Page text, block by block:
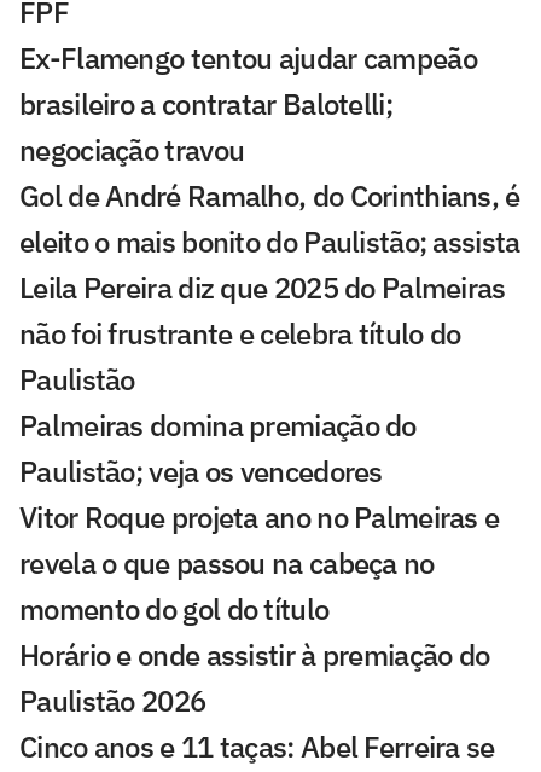
FPF
Ex-Flamengo tentou ajudar campeão
brasileiro a contratar Balotelli;
negociação travou
Gol de André Ramalho, do Corinthians, é
eleito o mais bonito do Paulistão; assista
Leila Pereira diz que 2025 do Palmeiras
não foi frustrante e celebra título do
Paulistão
Palmeiras domina premiação do
Paulistão; veja os vencedores
Vitor Roque projeta ano no Palmeiras e
revela o que passou na cabeça no
momento do gol do título
Horário e onde assistir à premiação do
Paulistão 2026
Cinco anos e 11 taças: Abel Ferreira se